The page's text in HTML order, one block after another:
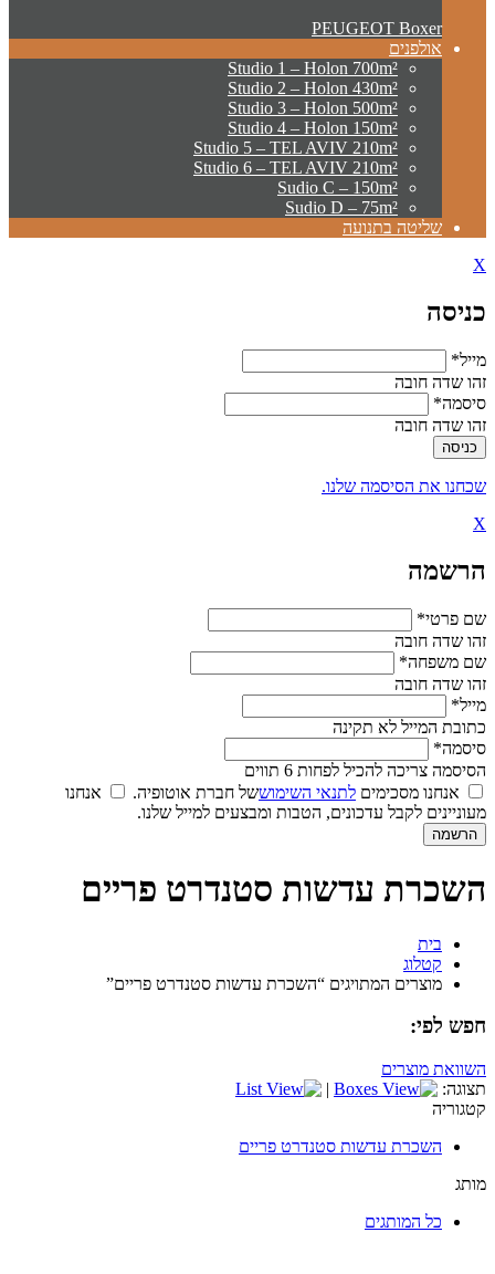
PEUGEOT Boxer
אולפנים
Studio 1 – Holon 700m²
Studio 2 – Holon 430m²
Studio 3 – Holon 500m²
Studio 4 – Holon 150m²
Studio 5 – TEL AVIV 210m²
Studio 6 – TEL AVIV 210m²
Sudio C – 150m²
Sudio D – 75m²
שליטה בתנועה
X
כניסה
מייל*
זהו שדה חובה
סיסמה*
זהו שדה חובה
שכחנו את הסיסמה שלנו.
X
הרשמה
שם פרטי*
זהו שדה חובה
שם משפחה*
זהו שדה חובה
מייל*
כתובת המייל לא תקינה
סיסמה*
הסיסמה צריכה להכיל לפחות 6 תווים
אנחנו מסכימים לתנאי השימוששל חברת אוטופיה.
אנחנו
מעוניינים לקבל עדכונים, הטבות ומבצעים למייל שלנו.
השכרת עדשות סטנדרט פריים
בית
קטלוג
מוצרים המתויגים “השכרת עדשות סטנדרט פריים”
חפש לפי:
השוואת מוצרים
תצוגה:
|
קטגוריה
השכרת עדשות סטנדרט פריים
מותג
כל המותגים